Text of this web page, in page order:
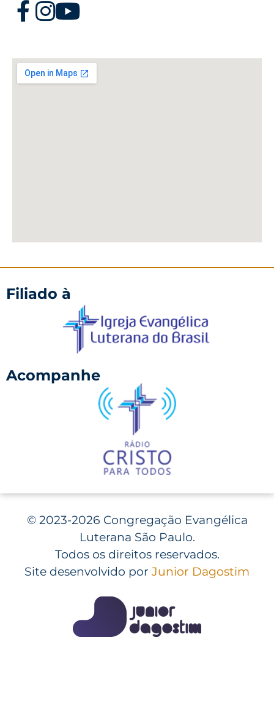
Filiado à
Acompanhe
©2023-2026 Congregação Evangélica
Luterana São Paulo.
Todos os direitos reservados.
Site desenvolvido por Junior Dagostim